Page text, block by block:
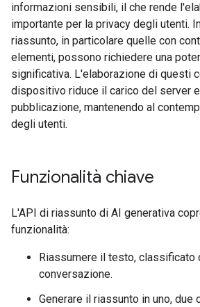
informazioni sensibili, il che rende
importante per la privacy degli utenti.
riassunto, in particolare quelle con
elementi, possono richiedere una
significativa. L'elaborazione di questi
dispositivo riduce il carico del server
pubblicazione, mantenendo al
degli utenti.
Funzionalità chiave
L'API di riassunto di AI generativa
funzionalità:
Riassumere il testo, classificato
conversazione.
Generare il riassunto in uno, due